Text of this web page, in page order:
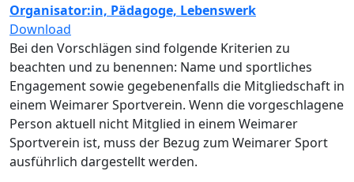
Organisator:in, Pädagoge, Lebenswerk
Download
Bei den Vorschlägen sind folgende Kriterien zu
beachten und zu benennen: Name und sportliches
Engagement sowie gegebenenfalls die Mitgliedschaft in
einem Weimarer Sportverein. Wenn die vorgeschlagene
Person aktuell nicht Mitglied in einem Weimarer
Sportverein ist, muss der Bezug zum Weimarer Sport
ausführlich dargestellt werden.